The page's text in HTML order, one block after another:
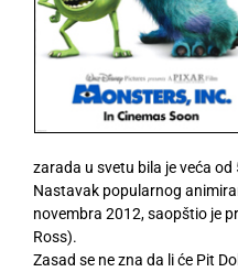
zarada u svetu bila je veća
Nastavak popularnog
novembra 2012, saopštio je
Ross).
Zasad se ne zna da li će Pit